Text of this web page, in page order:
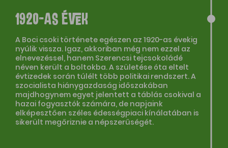
1920-as évek
A Boci csoki története egészen az 1920-as évekig
nyúlik vissza. Igaz, akkoriban még nem ezzel az
elnevezéssel, hanem Szerencsi tejcsokoládé
néven került a boltokba. A születése óta eltelt
évtizedek során túlélt több politikai rendszert. A
szocialista hiánygazdaság időszakában
majdhogynem egyet jelentett a táblás csokival a
hazai fogyasztók számára, de napjaink
elképesztően széles édességpiaci kínálatában is
sikerült megőriznie a népszerűségét.